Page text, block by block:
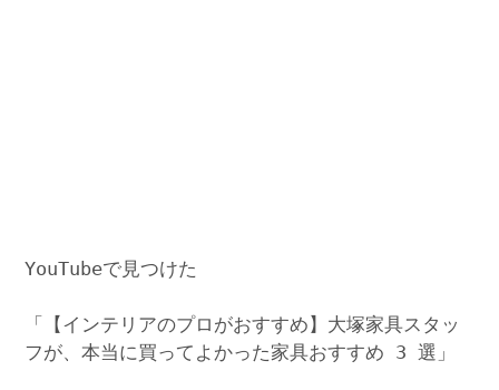
YouTubeで見つけた
「【インテリアのプロがおすすめ】大塚家具スタッ
フが、本当に買ってよかった家具おすすめ 3 選」